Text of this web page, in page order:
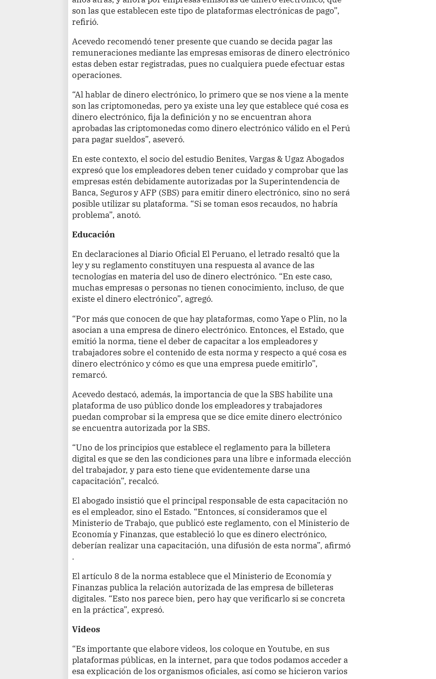
son las que establecen este tipo de plataformas electrónicas de pago”,
refirió.
Acevedo recomendó tener presente que cuando se decida pagar las
remuneraciones mediante las empresas emisoras de dinero electrónico
estas deben estar registradas, pues no cualquiera puede efectuar estas
operaciones.
“Al hablar de dinero electrónico, lo primero que se nos viene a la mente
son las criptomonedas, pero ya existe una ley que establece qué cosa es
dinero electrónico, fija la definición y no se encuentran ahora
aprobadas las criptomonedas como dinero electrónico válido en el Perú
para pagar sueldos”, aseveró.
En este contexto, el socio del estudio Benites, Vargas & Ugaz Abogados
expresó que los empleadores deben tener cuidado y comprobar que las
empresas estén debidamente autorizadas por la Superintendencia de
Banca, Seguros y AFP (SBS) para emitir dinero electrónico, sino no será
posible utilizar su plataforma. “Si se toman esos recaudos, no habría
problema”, anotó.
Educación
En declaraciones al Diario Oficial El Peruano, el letrado resaltó que la
ley y su reglamento constituyen una respuesta al avance de las
tecnologías en materia del uso de dinero electrónico. “En este caso,
muchas empresas o personas no tienen conocimiento, incluso, de que
existe el dinero electrónico”, agregó.
“Por más que conocen de que hay plataformas, como Yape o Plin, no la
asocian a una empresa de dinero electrónico. Entonces, el Estado, que
emitió la norma, tiene el deber de capacitar a los empleadores y
trabajadores sobre el contenido de esta norma y respecto a qué cosa es
dinero electrónico y cómo es que una empresa puede emitirlo”,
remarcó.
Acevedo destacó, además, la importancia de que la SBS habilite una
plataforma de uso público donde los empleadores y trabajadores
puedan comprobar si la empresa que se dice emite dinero electrónico
se encuentra autorizada por la SBS.
“Uno de los principios que establece el reglamento para la billetera
digital es que se den las condiciones para una libre e informada elección
del trabajador, y para esto tiene que evidentemente darse una
capacitación”, recalcó.
El abogado insistió que el principal responsable de esta capacitación no
es el empleador, sino el Estado. “Entonces, sí consideramos que el
Ministerio de Trabajo, que publicó este reglamento, con el Ministerio de
Economía y Finanzas, que estableció lo que es dinero electrónico,
deberían realizar una capacitación, una difusión de esta norma”, afirmó
.
El artículo 8 de la norma establece que el Ministerio de Economía y
Finanzas publica la relación autorizada de las empresa de billeteras
digitales. “Esto nos parece bien, pero hay que verificarlo si se concreta
en la práctica”, expresó.
Videos
“Es importante que elabore videos, los coloque en Youtube, en sus
plataformas públicas, en la internet, para que todos podamos acceder a
esa explicación de los organismos oficiales, así como se hicieron varios